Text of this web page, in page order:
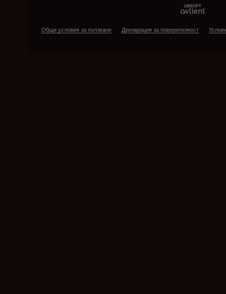
Общи условия за ползване Декларация за поверителност